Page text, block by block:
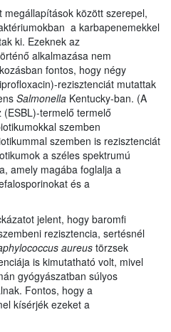
között szerepel,
a karbapenemekkel
ki. Ezeknek az
alkalmazása nem
fontos, hogy négy
rezisztenciát mutattak
Salmonella Kentucky-ban. (A
termelő termelő
szemben
szemben is rezisztenciát
a széles spektrumú
amely magába foglalja a
és a
jelent, hogy baromfi
rezisztencia, sertésnél
aureustörzsek
is kimutatható volt, mivel
gyógyászatban súlyos
Fontos, hogy a
kísérjék ezeket a